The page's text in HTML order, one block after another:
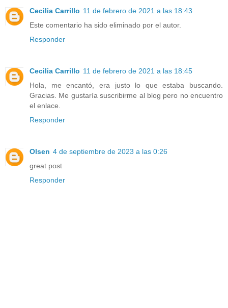
Cecilia Carrillo 11 de febrero de 2021 a las 18:43
Este comentario ha sido eliminado por el autor.
Responder
Cecilia Carrillo 11 de febrero de 2021 a las 18:45
Hola, me encantó, era justo lo que estaba buscando.
Gracias. Me gustaría suscribirme al blog pero no encuentro
el enlace.
Responder
Olsen 4 de septiembre de 2023 a las 0:26
great post
Responder